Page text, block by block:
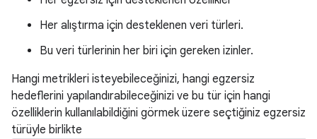
Her alıştırma için desteklenen veri türleri.
Bu veri türlerinin her biri için gereken izinler.
Hangi metrikleri isteyebileceğinizi, hangi egzersiz
hedeflerini yapılandırabileceğinizi ve bu tür için hangi
özelliklerin kullanılabildiğini görmek üzere seçtiğiniz egzersiz
türüyle birlikte